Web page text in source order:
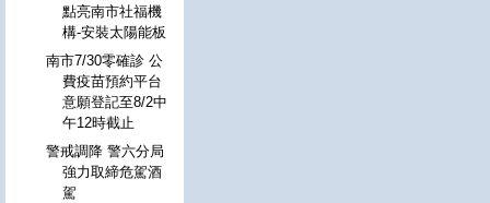
點亮南市社福機
構-安裝太陽能板
南市7/30零確診 公
費疫苗預約平台
意願登記至8/2中
午12時截止
警戒調降 警六分局
強力取締危駕酒
駕